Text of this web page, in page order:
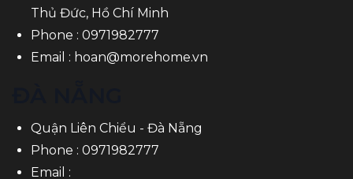
Thủ Đức, Hồ Chí Minh
Phone : 0971982777
Email : hoan@morehome.vn
Quận Liên Chiểu - Đà Nẵng
Phone : 0971982777
Email :